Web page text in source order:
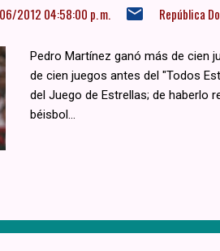
2012 04:58:00 p. m. República
Pedro Martínez ganó más de cien
de cien juegos antes del "Todos
del Juego de Estrellas; de haberlo
béisbol...